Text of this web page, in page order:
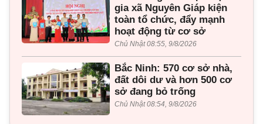
gia xã Nguyên Giáp kiện
toàn tổ chức, đẩy mạnh
hoạt động từ cơ sở
Chủ Nhật 08:55, 9/8/2026
Bắc Ninh: 570 cơ sở nhà,
đất dôi dư và hơn 500 cơ
sở đang bỏ trống
Chủ Nhật 08:54, 9/8/2026